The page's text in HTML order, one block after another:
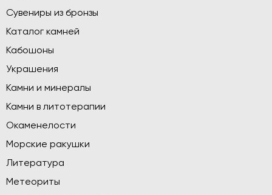
Сувениры из бронзы
Каталог камней
Кабошоны
Украшения
Камни и минералы
Камни в литотерапии
Окаменелости
Морские ракушки
Литература
Метеориты